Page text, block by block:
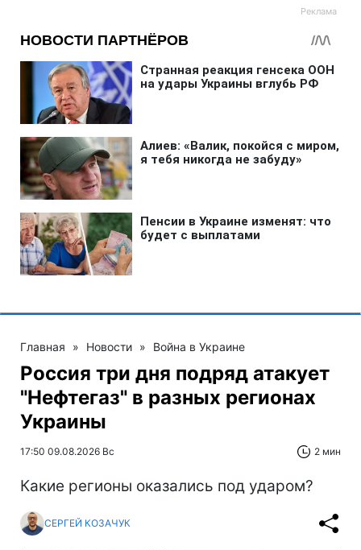
Главная » Новости » Война в Украине
Россия три дня подряд атакует
"Нефтегаз" в разных регионах
Украины
17:50 09.08.2026 Вс 2 мин
Какие регионы оказались под ударом?
СЕРГЕЙ КОЗАЧУК